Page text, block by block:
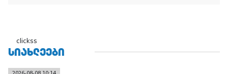
clickss
ᲡᲘᲐᲮᲚᲔᲔᲑᲘ